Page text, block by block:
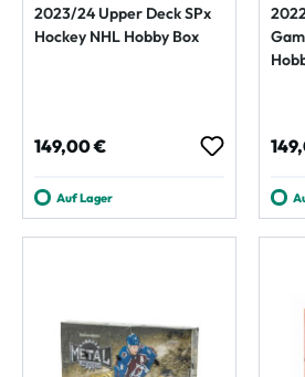
2023/24 Upper Deck SPx
Hockey NHL Hobby Box
Regulärer Preis:
149,00 €
Auf Lager